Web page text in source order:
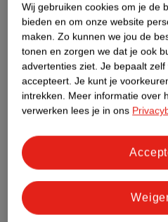
Productinformatie
Nature Impact Score
Dit product
Impact
Meer
Bestel & Bezorginformatie
Wij gebruiken cookies om je de
bieden en om onze website
maken. Zo kunnen we jou de
tonen en zorgen we dat je ook
advertenties ziet. Je bepaalt zelf
accepteert. Je kunt je
intrekken. Meer informatie over
verwerken lees je in ons